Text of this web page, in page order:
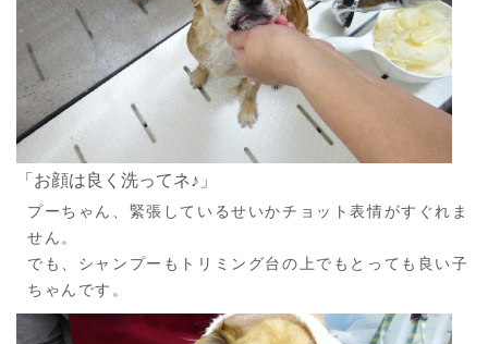
「お顔は良く洗ってネ♪」
プーちゃん、緊張しているせいかチョット表情がすぐれま
せん。
でも、シャンプーもトリミング台の上でもとっても良い子
ちゃんです。